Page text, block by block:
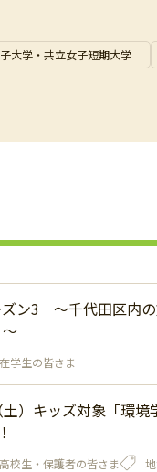
大学・共立女子短期大学
ン3 ～千代田区内
在学生の皆さま
）キッズ対象「環境
高校生・保護者の皆さま